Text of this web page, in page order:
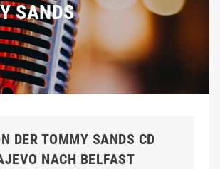
SANDS
DER TOMMY SANDS CD
NACH BELFAST